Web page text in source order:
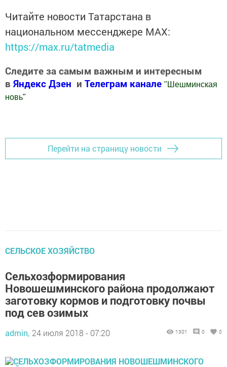
Читайте новости Татарстана в
национальном мессенджере MАХ:
https://max.ru/tatmedia
Следите за самым важным и интересным
в Яндекс Дзен и Телеграм канале " Шешминская
новь"
Перейти на страницу новости
СЕЛЬСКОЕ ХОЗЯЙСТВО
Сельхозформирования
Новошешминского района продолжают
заготовку кормов и подготовку почвы
под сев озимых
admin, 24 июля 2018 - 07:20 1301 0 0